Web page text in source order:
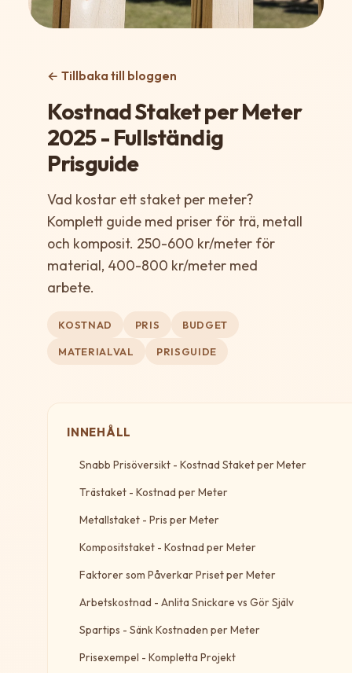
← Tillbaka till bloggen
Kostnad Staket per Meter
2025 - Fullständig
Prisguide
Vad kostar ett staket per meter?
Komplett guide med priser för trä, metall
och komposit. 250-600 kr/meter för
material, 400-800 kr/meter med
arbete.
KOSTNAD PRIS BUDGET
MATERIALVAL PRISGUIDE
INNEHÅLL
Snabb Prisöversikt - Kostnad Staket per Meter
Trästaket - Kostnad per Meter
Metallstaket - Pris per Meter
Kompositstaket - Kostnad per Meter
Faktorer som Påverkar Priset per Meter
Arbetskostnad - Anlita Snickare vs Gör Själv
Spartips - Sänk Kostnaden per Meter
Prisexempel - Kompletta Projekt